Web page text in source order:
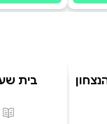
זמינים מודפס
בית